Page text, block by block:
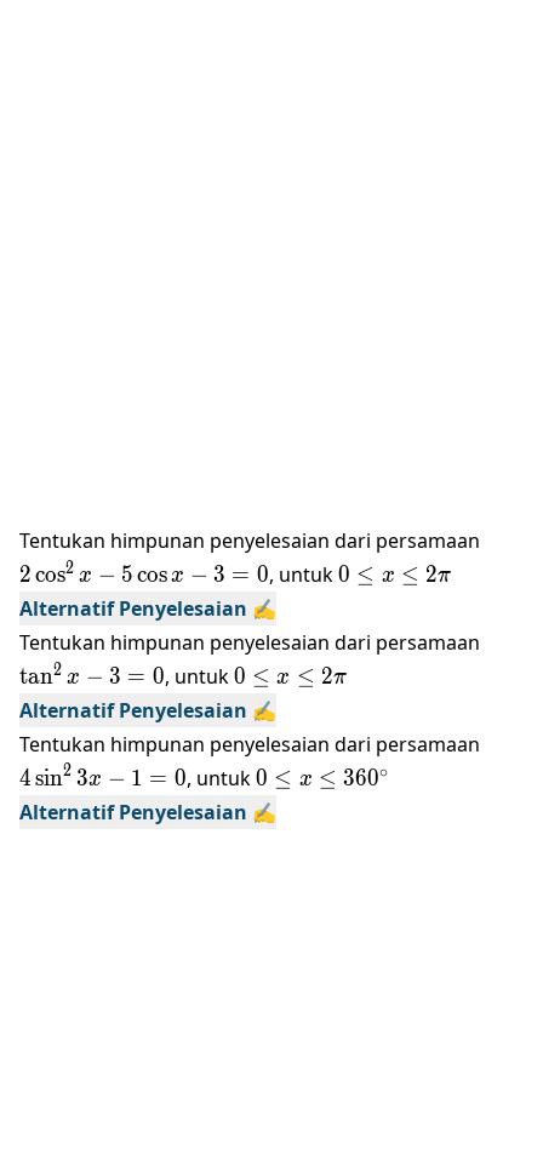
Tentukan himpunan penyelesaian dari persamaan
2cos2 x − 5cosx − 3 = 0, untuk0\le
0 ≤ x ≤ 2π
Alternatif Penyelesaian ✍️
Tentukan himpunan penyelesaian dari persamaan
tan2 x − 3 = 0, untuk0\le
x\le
2\pi
0 ≤ x ≤ 2π
Alternatif Penyelesaian ✍️
Tentukan himpunan penyelesaian dari persamaan
4sin2 3x − 1 = 0, untuk0\le x\le
360{}^\circ
0 ≤ x ≤ 360∘
Alternatif Penyelesaian ✍️